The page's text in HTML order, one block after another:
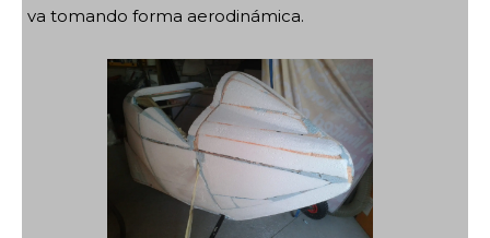
va tomando forma aerodinámica.